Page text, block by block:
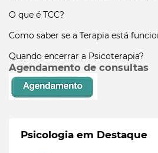
O que é TCC?
Como saber se a Terapia está
Quando encerrar a Psicoterapia?
Agendamento de consultas
Psicologia em Destaque